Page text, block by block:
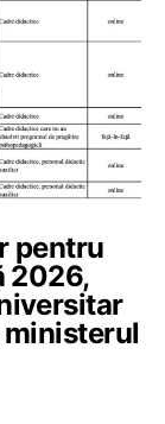
pentru
2026,